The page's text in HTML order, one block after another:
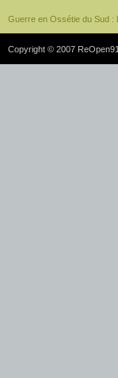
Guerre en Ossétie du Sud :
Copyright © 2007